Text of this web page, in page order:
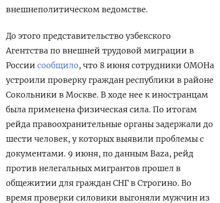
внешнеполитическом ведомстве.
До этого представительство узбекского
Агентства по внешней трудовой миграции в
России сообщило, что 8 июня сотрудники ОМОНа
устроили проверку граждан республики в районе
Сокольники в Москве. В ходе нее к иностранцам
была применена физическая сила. По итогам
рейда правоохранительные органы задержали до
шести человек, у которых выявили проблемы с
документами. 9 июня, по данным Baza, рейд
против нелегальных мигрантов прошел в
общежитии для граждан СНГ в Строгино. Во
время проверки силовики выгоняли мужчин из